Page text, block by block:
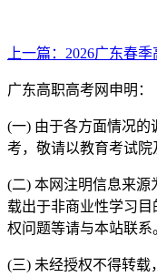
上一篇：2026广东春
广东高职高考网申明：
(一) 由于各方面情况
考，敬请以教育考试院
(二) 本网注明信息来
载出于非商业性学习
权问题等请与本站联系
(三) 未经授权不得转载